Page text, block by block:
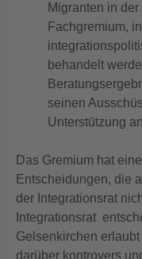
Migranten in
Fachgremium,
behandelt
seinen
Unterstützung
Das Gremium hat
Entscheidungen, die
der Integrationsrat
Integrationsrat
Gelsenkirchen
darüber kontrovers